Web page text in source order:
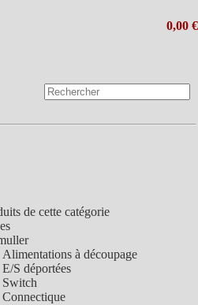
0,00 €
de cette catégorie
Alimentations à découpage
E/S déportées
Switch
Connectique